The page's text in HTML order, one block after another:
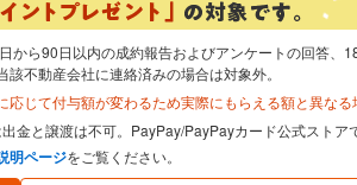
から90日以内の成約報告およびアンケートの回答、
該不動産会社に連絡済みの場合は対象外。
応じて付与額が変わるため実際にもらえる額と異なる
金と譲渡は不可。PayPay/PayPayカード公式ストア
明ページをご覧ください。